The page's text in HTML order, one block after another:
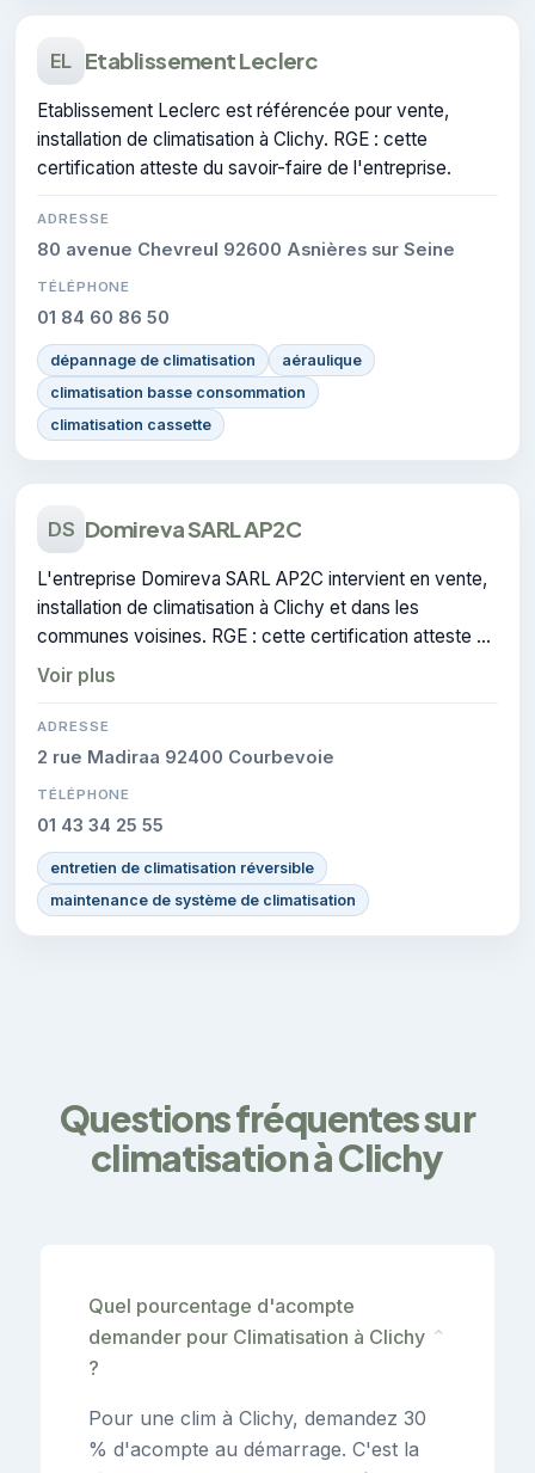
EL Etablissement Leclerc
Etablissement Leclerc est référencée pour vente,
installation de climatisation à Clichy. RGE : cette
certification atteste du savoir-faire de l'entreprise.
ADRESSE
80 avenue Chevreul 92600 Asnières sur Seine
TÉLÉPHONE
01 84 60 86 50
dépannage de climatisation
aéraulique
climatisation basse consommation
climatisation cassette
DS Domireva SARL AP2C
L'entreprise Domireva SARL AP2C intervient en vente,
installation de climatisation à Clichy et dans les
communes voisines. RGE : cette certification atteste du
savoir-faire de l'entreprise.
Voir plus
ADRESSE
2 rue Madiraa 92400 Courbevoie
TÉLÉPHONE
01 43 34 25 55
entretien de climatisation réversible
maintenance de système de climatisation
Questions fréquentes sur
climatisation à Clichy
Quel pourcentage d'acompte
demander pour Climatisation à Clichy
?
⌄
Pour une clim à Clichy, demandez 30
% d'acompte au démarrage. C'est la